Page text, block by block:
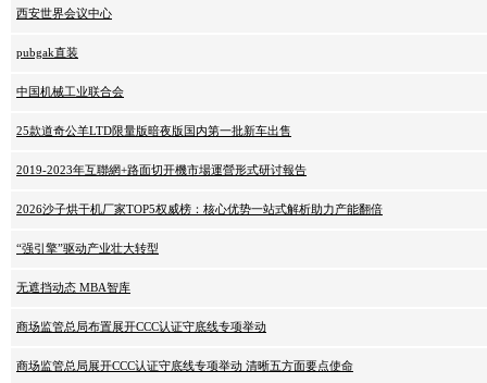
西安世界会议中心
pubgak直装
中国机械工业联合会
25款道奇公羊LTD限量版暗夜版国内第一批新车出售
2019-2023年互聯網+路面切开機市場運營形式研讨報告
2026沙子烘干机厂家TOP5权威榜：核心优势一站式解析助力产能翻倍
“强引擎”驱动产业壮大转型
无遮挡动态 MBA智库
商场监管总局布置展开CCC认证守底线专项举动
商场监管总局展开CCC认证守底线专项举动 清晰五方面要点使命